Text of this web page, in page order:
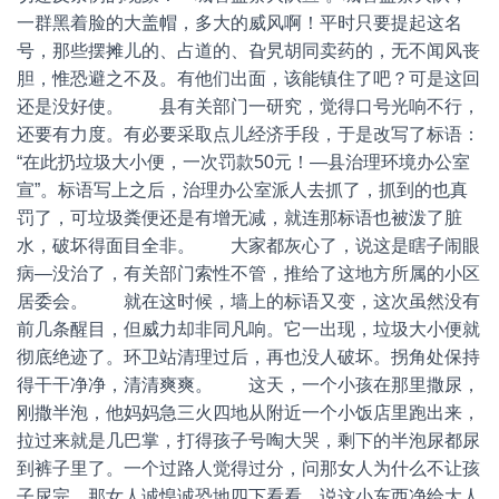
一群黑着脸的大盖帽，多大的威风啊！平时只要提起这名
号，那些摆摊儿的、占道的、旮旯胡同卖药的，无不闻风丧
胆，惟恐避之不及。有他们出面，该能镇住了吧？可是这回
还是没好使。 县有关部门一研究，觉得口号光响不行，
还要有力度。有必要采取点儿经济手段，于是改写了标语：
“在此扔垃圾大小便，一次罚款50元！—县治理环境办公室
宣”。标语写上之后，治理办公室派人去抓了，抓到的也真
罚了，可垃圾粪便还是有增无减，就连那标语也被泼了脏
水，破坏得面目全非。 大家都灰心了，说这是瞎子闹眼
病—没治了，有关部门索性不管，推给了这地方所属的小区
居委会。 就在这时候，墙上的标语又变，这次虽然没有
前几条醒目，但威力却非同凡响。它一出现，垃圾大小便就
彻底绝迹了。环卫站清理过后，再也没人破坏。拐角处保持
得干干净净，清清爽爽。 这天，一个小孩在那里撒尿，
刚撒半泡，他妈妈急三火四地从附近一个小饭店里跑出来，
拉过来就是几巴掌，打得孩子号啕大哭，剩下的半泡尿都尿
到裤子里了。一个过路人觉得过分，问那女人为什么不让孩